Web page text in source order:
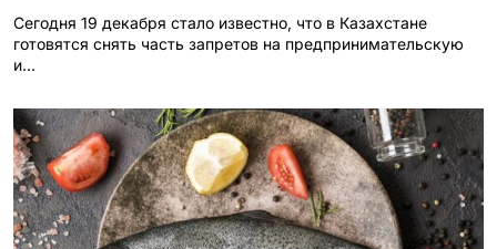
Сегодня 19 декабря стало известно, что в Казахстане
готовятся снять часть запретов на предпринимательскую
и…